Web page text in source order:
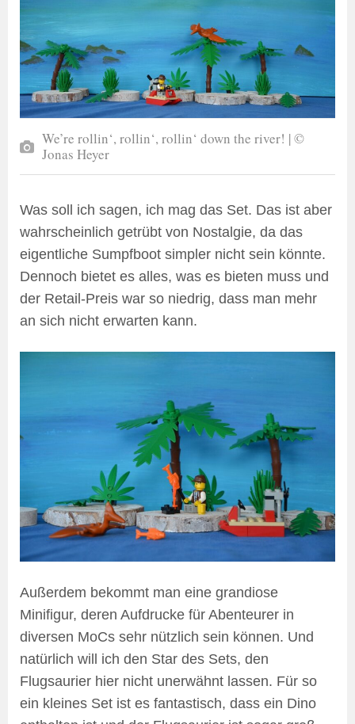
We’re rollin‘, rollin‘, rollin‘ down the river! | ©
Jonas Heyer
Was soll ich sagen, ich mag das Set. Das ist aber
wahrscheinlich getrübt von Nostalgie, da das
eigentliche Sumpfboot simpler nicht sein könnte.
Dennoch bietet es alles, was es bieten muss und
der Retail-Preis war so niedrig, dass man mehr
an sich nicht erwarten kann.
Außerdem bekommt man eine grandiose
Minifigur, deren Aufdrucke für Abenteurer in
diversen MoCs sehr nützlich sein können. Und
natürlich will ich den Star des Sets, den
Flugsaurier hier nicht unerwähnt lassen. Für so
ein kleines Set ist es fantastisch, dass ein Dino